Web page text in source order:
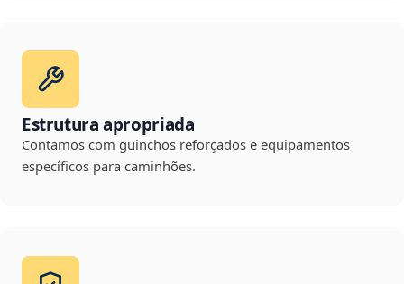
Estrutura apropriada
Contamos com guinchos reforçados e equipamentos
específicos para caminhões.